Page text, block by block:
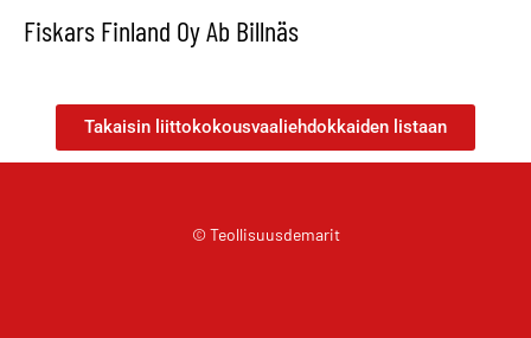
Fiskars Finland Oy Ab Billnäs
Takaisin liittokokousvaaliehdokkaiden listaan
© Teollisuusdemarit